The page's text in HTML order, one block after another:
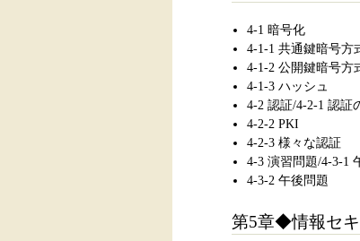
4-1 暗号化
4-1-1 共通鍵暗号方
4-1-2 公開鍵暗号方
4-1-3 ハッシュ
4-2 認証/4-2-1 認証
4-2-2 PKI
4-2-3 様々な認証
4-3 演習問題/4-3-1
4-3-2 午後問題
第5章◆情報セキ